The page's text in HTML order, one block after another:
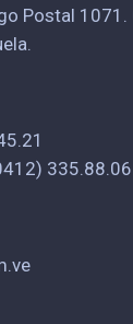
Postal 1071.
335.88.06